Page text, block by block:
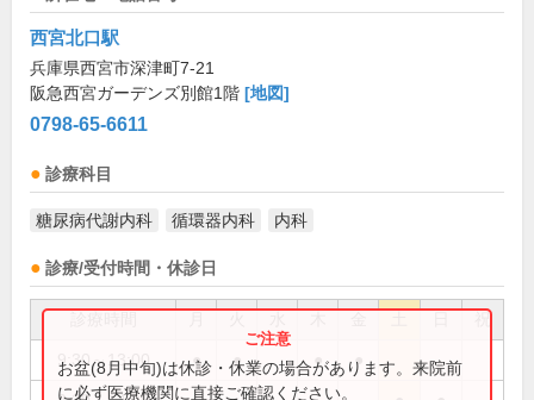
西宮北口駅
兵庫県西宮市深津町7-21
阪急西宮ガーデンズ別館1階 [地図]
0798-65-6611
診療科目
糖尿病代謝内科 循環器内科 内科
診療/受付時間・休診日
祝
9:30～13:00 ● ● ● ●
お盆(8月中旬)は休診・休業の場合があります。来院前
に必ず医療機関に直接ご確認ください。